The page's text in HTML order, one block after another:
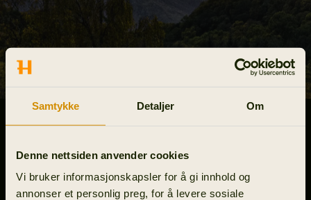
Samtykke Detaljer Om
Denne nettsiden anvender cookies
Vi bruker informasjonskapsler for å gi innhold og
annonser et personlig preg, for å levere sosiale
SOCIETY
SIKRE DEG HÄRKILA ONE ULTIMATE